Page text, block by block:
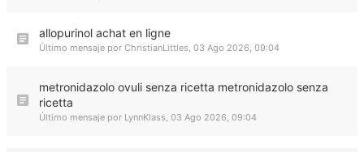
allopurinol achat en ligne
Último mensaje por ChristianLittles, 03 Ago 2026, 09:04
metronidazolo ovuli senza ricetta metronidazolo senza
ricetta
Último mensaje por LynnKlass, 03 Ago 2026, 09:04